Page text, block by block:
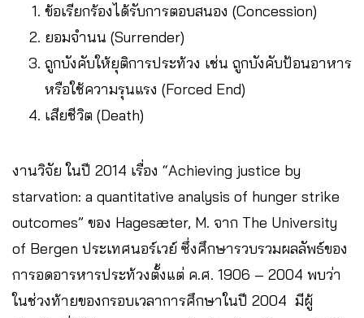
ข้อเรียกร้องได้รับการตอบสนอง (Concession)
ยอมจำนน (Surrender)
ถูกบังคับให้ยุติการประท้วง เช่น ถูกบังคับป้อนอาหาร
หรือใช้ความรุนแรง (Forced End)
เสียชีวิต (Death)
งานวิจัย ในปี 2014 เรื่อง “Achieving justice by
starvation: a quantitative analysis of hunger strike
outcomes” ของ Hagesæter, M. จาก The University
of Bergen ประเทศนอร์เวย์ ซึ่งศึกษารวบรวมผลลัพธ์ของ
การอดอารหารประท้วงตั้งแต่ ค.ศ. 1906 – 2004 พบว่า
ในช่วงท้ายของกรอบเวลาการศึกษาในปี 2004 มีผู้